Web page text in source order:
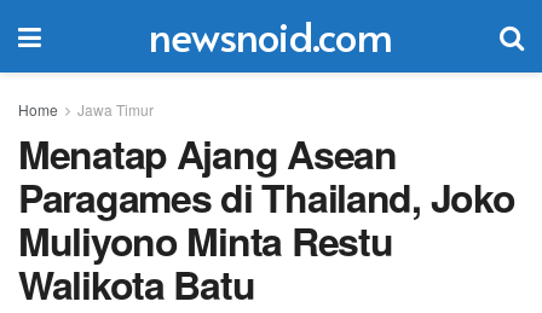
newsnoid.com
Home Jawa Timur
Menatap Ajang Asean
Paragames di Thailand, Joko
Muliyono Minta Restu
Walikota Batu